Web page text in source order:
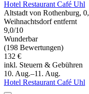
Hotel Restaurant Café Uhl
Altstadt von Rothenburg,
Weihnachtsdorf entfernt
9,0/10
Wunderbar
(198 Bewertungen)
132 €
inkl. Steuern & Gebühren
10. Aug.–11. Aug.
Hotel Restaurant Café Uhl